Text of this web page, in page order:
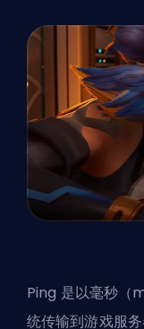
Ping 是以毫秒（
统传输到游戏服